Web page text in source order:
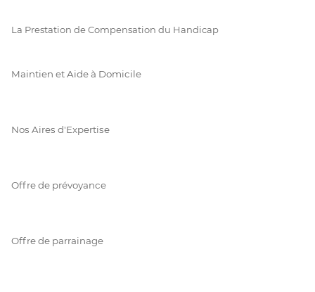
La Prestation de Compensation du Handicap
Maintien et Aide à Domicile
Nos Aires d'Expertise
Offre de prévoyance
Offre de parrainage